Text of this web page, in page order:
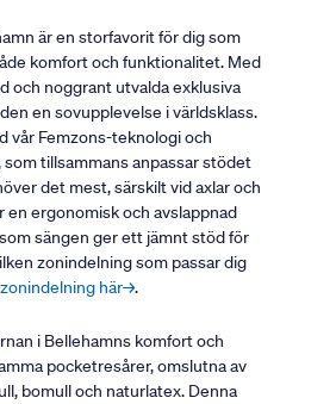
är en storfavorit för dig som
komfort och funktionalitet. Med
och noggrant utvalda exklusiva
en sovupplevelse i världsklass.
vår Femzons-teknologi och
tillsammans anpassar stödet
det mest, särskilt vid axlar och
en ergonomisk och avslappnad
sängen ger ett jämnt stöd för
zonindelning som passar dig
här→.
i Bellehamns komfort och
pocketresårer, omslutna av
bomull och naturlatex. Denna